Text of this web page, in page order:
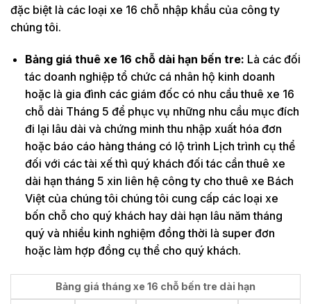
đặc biệt là các loại xe 16 chỗ nhập khẩu của công ty
chúng tôi.
Bảng giá thuê xe 16 chỗ dài hạn bến tre: Là các đối
tác doanh nghiệp tổ chức cá nhân hộ kinh doanh
hoặc là gia đình các giám đốc có nhu cầu thuê xe 16
chỗ dài Tháng 5 để phục vụ những nhu cầu mục đích
đi lại lâu dài và chứng minh thu nhập xuất hóa đơn
hoặc báo cáo hàng tháng có lộ trình Lịch trình cụ thể
đối với các tài xế thì quý khách đối tác cần thuê xe
dài hạn tháng 5 xin liên hệ công ty cho thuê xe Bách
Việt của chúng tôi chúng tôi cung cấp các loại xe
bốn chỗ cho quý khách hay dài hạn lâu năm tháng
quý và nhiều kinh nghiệm đồng thời là super đơn
hoặc làm hợp đồng cụ thể cho quý khách.
Bảng giá tháng xe 16 chỗ bến tre dài hạn